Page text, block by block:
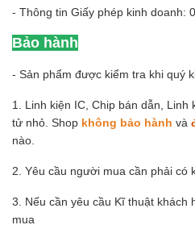
- Thông tin Giấy phép kinh doanh:
Bảo hành
- Sản phẩm được kiểm tra khi quý
1. Linh kiện IC, Chip bán dẫn, Linh
tử nhỏ. Shop không bảo hành và
nào.
2. Yêu cầu người mua cần phải có
3. Nếu cần yêu cầu Kĩ thuật khách
mua